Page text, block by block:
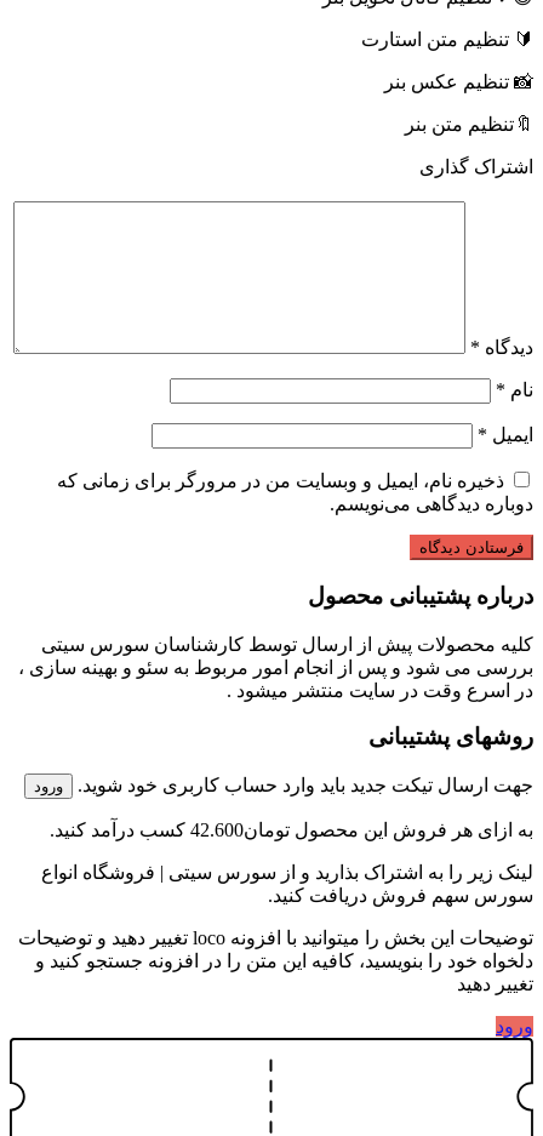
🔰 تنظیم متن استارت
📸 تنظیم عکس بنر
🔖تنظیم متن بنر
اشتراک گذاری
دیدگاه *
نام *
ایمیل *
ذخیره نام، ایمیل و وبسایت من در مرورگر برای زمانی که
دوباره دیدگاهی می‌نویسم.
درباره پشتیبانی محصول
کلیه محصولات پیش از ارسال توسط کارشناسان سورس سیتی
بررسی می شود و پس از انجام امور مربوط به سئو و بهینه سازی ،
در اسرع وقت در سایت منتشر میشود .
روشهای پشتیبانی
جهت ارسال تیکت جدید باید وارد حساب کاربری خود شوید. ورود
به ازای هر فروش این محصول تومان42.600 کسب درآمد کنید.
لینک زیر را به اشتراک بذارید و از سورس سیتی | فروشگاه انواع
سورس سهم فروش دریافت کنید.
توضیحات این بخش را میتوانید با افزونه loco تغییر دهید و توضیحات
دلخواه خود را بنویسید، کافیه این متن را در افزونه جستجو کنید و
تغییر دهید
ورود